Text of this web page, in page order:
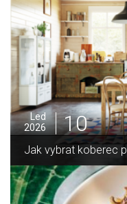
Pro
2025
05
Jak zvládnout